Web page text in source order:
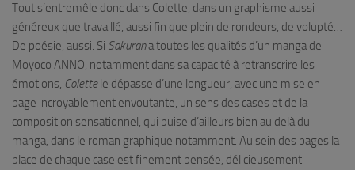
Tout s’entremêle donc dans Colette, dans un graphisme aussi
généreux que travaillé, aussi fin que plein de rondeurs, de volupté…
De poésie, aussi. Si Sakurana toutes les qualités d’un manga de
Moyoco ANNO, notamment dans sa capacité à retranscrire les
émotions, Colettele dépasse d’une longueur, avec une mise en
page incroyablement envoutante, un sens des cases et de la
composition sensationnel, qui puise d’ailleurs bien au delà du
manga, dans le roman graphique notamment. Au sein des pages la
place de chaque case est finement pensée, délicieusement